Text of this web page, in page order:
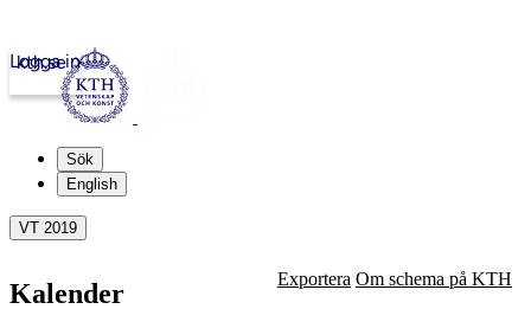
kth.se
Logga in
Sök
English
VT 2019
Kalender Exportera Om schema på KTH